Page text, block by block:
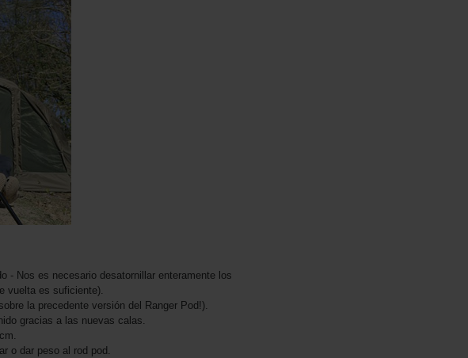
- Nos es necesario desatornillar enteramente los
vuelta es suficiente).
la precedente versión del Ranger Pod!).
gracias a las nuevas calas.
o dar peso al rod pod.